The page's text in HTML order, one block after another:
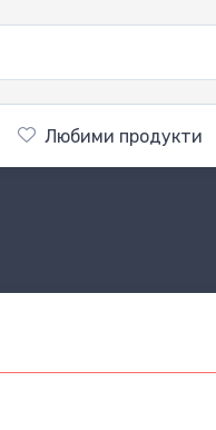
Любими продукти